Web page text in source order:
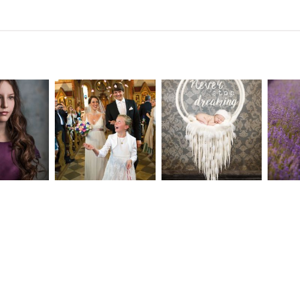
Hochzeit
183
Baby/Newborn
72